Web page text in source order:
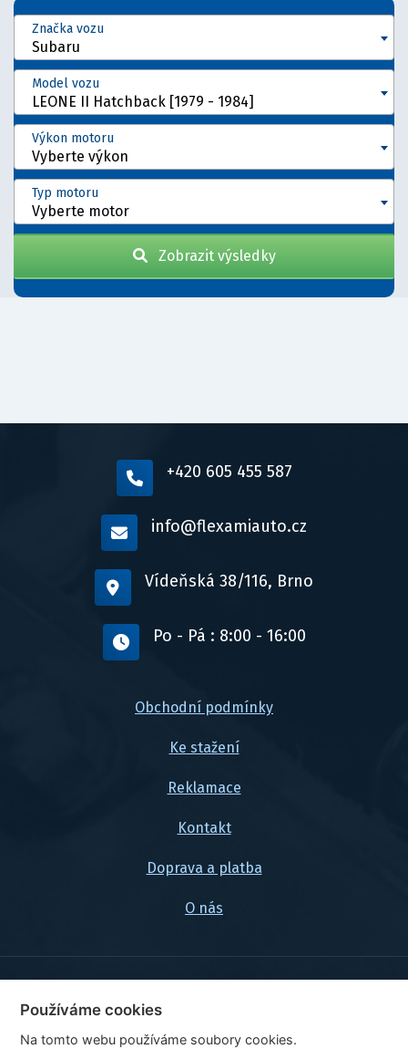
Subaru
Značka vozu
LEONE II Hatchback [1979 - 1984]
Model vozu
Vyberte výkon
Výkon motoru
Vyberte motor
Typ motoru
Zobrazit výsledky
+420 605 455 587
info@flexamiauto.cz
Vídeňská 38/116, Brno
Po - Pá : 8:00 - 16:00
Obchodní podmínky
Ke stažení
Reklamace
Kontakt
Doprava a platba
O nás
© 2026, FlexaMi Auto s.r.o.
Ceny jsou uvedeny vč. DPH
Používáme cookies
Na tomto webu používáme soubory cookies.